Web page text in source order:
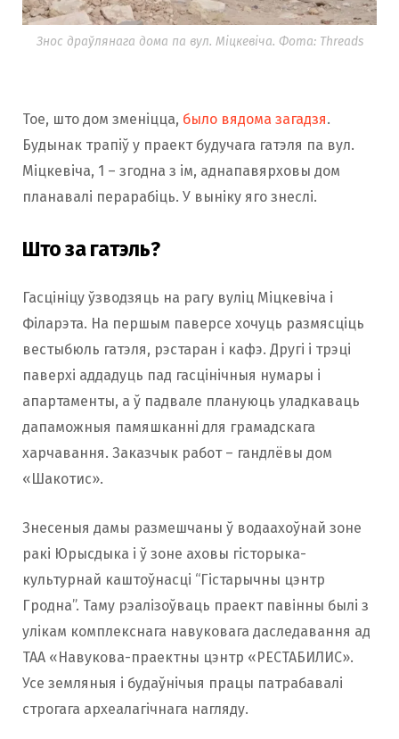
Знос драўлянага дома па вул. Міцкевіча. Фота: Threads
Тое, што дом зменіцца, было вядома загадзя.
Будынак трапіў у праект будучага гатэля па вул.
Міцкевіча, 1 – згодна з ім, аднапавярховы дом
планавалі перарабіць. У выніку яго знеслі.
Што за гатэль?
Гасцініцу ўзводзяць на рагу вуліц Міцкевіча і
Філарэта. На першым паверсе хочуць размясціць
вестыбюль гатэля, рэстаран і кафэ. Другі і трэці
паверхі аддадуць пад гасцінічныя нумары і
апартаменты, а ў падвале плануюць уладкаваць
дапаможныя памяшканні для грамадскага
харчавання. Заказчык работ – гандлёвы дом
«Шакотис».
Знесеныя дамы размешчаны ў водаахоўнай зоне
ракі Юрысдыка і ў зоне аховы гісторыка-
культурнай каштоўнасці “Гістарычны цэнтр
Гродна”. Таму рэалізоўваць праект павінны былі з
улікам комплекснага навуковага даследавання ад
ТАА «Навукова-праектны цэнтр «РЕСТАБИЛИС».
Усе земляныя і будаўнічыя працы патрабавалі
строгага археалагічнага нагляду.